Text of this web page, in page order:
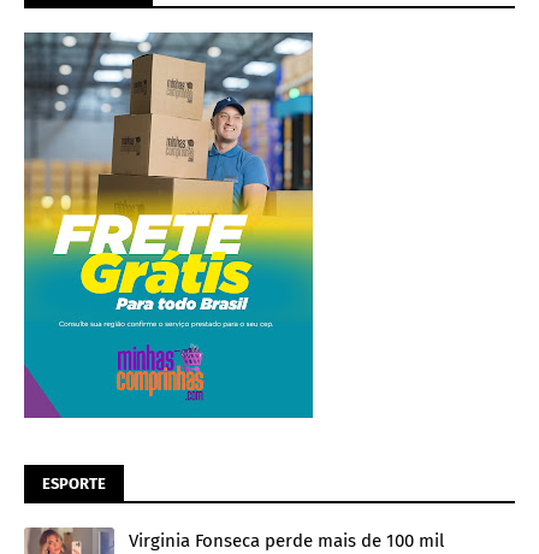
ESPORTE
Virginia Fonseca perde mais de 100 mil